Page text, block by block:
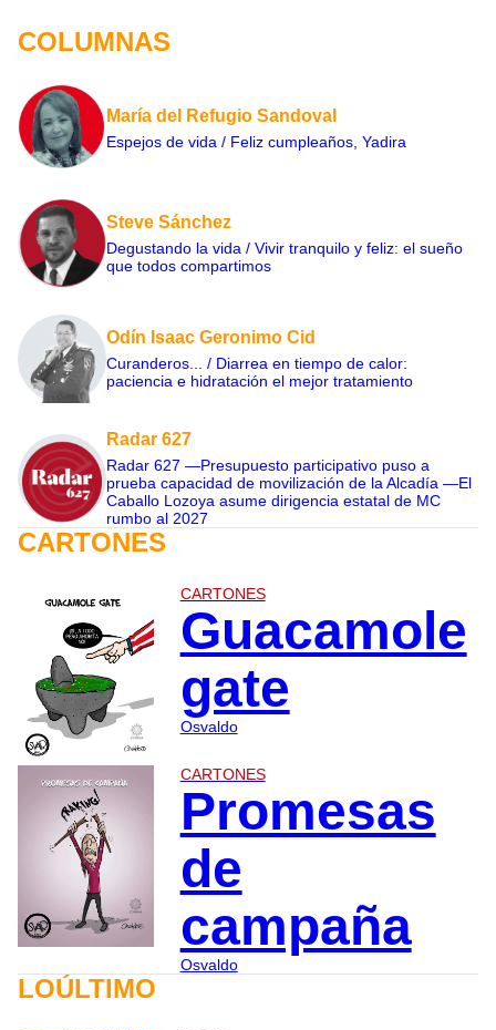
COLUMNAS
María del Refugio Sandoval
Espejos de vida / Feliz cumpleaños, Yadira
Steve Sánchez
Degustando la vida / Vivir tranquilo y feliz: el sueño
que todos compartimos
Odín Isaac Geronimo Cid
Curanderos... / Diarrea en tiempo de calor:
paciencia e hidratación el mejor tratamiento
Radar 627
Radar 627 —Presupuesto participativo puso a
prueba capacidad de movilización de la Alcadía —El
Caballo Lozoya asume dirigencia estatal de MC
rumbo al 2027
CARTONES
CARTONES
Guacamole
gate
Osvaldo
CARTONES
Promesas
de
campaña
Osvaldo
LOÚLTIMO